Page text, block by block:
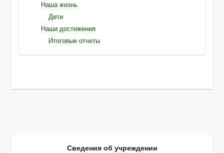
Наша жизнь
Дети
Наши достижения
Итоговые отчеты
Сведения об учреждении